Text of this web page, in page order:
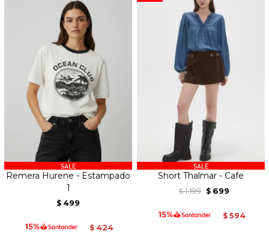
Remera Hurene - Estampado
1
$ 499
$ 424
Short Thalmar - Cafe
$ 1.199 $ 699
$ 594